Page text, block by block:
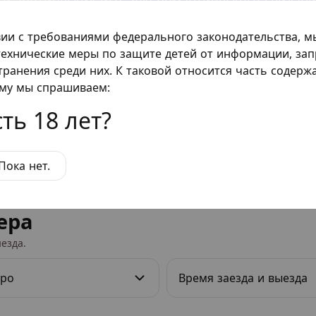
с требованиями федерального законодательства,
меры по защите детей от информации,
среди них. К таковой относится часть
мы спрашиваем:
18 лет?
нет.
джакузи или тематическим
оплатой для влюбленных «Подушкин» в
сервис, безупречную чистоту и яркие
Посмотреть на карте
Время заезда и выезда